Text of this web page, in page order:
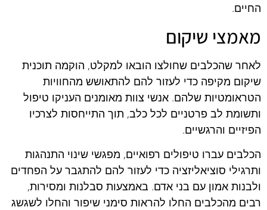
החיים.
מאמצי שיקום
לאחר שהכלבים שחולצו הובאו למקלט, הוקמה תוכנית
שיקום מקיפה כדי לעזור להם להתאושש מהחוויות
הטראומטיות שלהם. אנשי צוות מאומנים העניקו טיפול
ותשומת לב פרטניים לכל כלב, תוך התייחסות לצרכיו
הפיזיים והרגשיים.
הכלבים עברו טיפולים רפואיים, מפגשי שינוי התנהגות
ותרגילי סוציאליזציה כדי לעזור להם להתגבר על הפחדים
ולבנות אמון עם בני אדם. באמצעות סבלנות ומסירות,
רבים מהכלבים החלו להראות סימני שיפור והחלו לשגשג